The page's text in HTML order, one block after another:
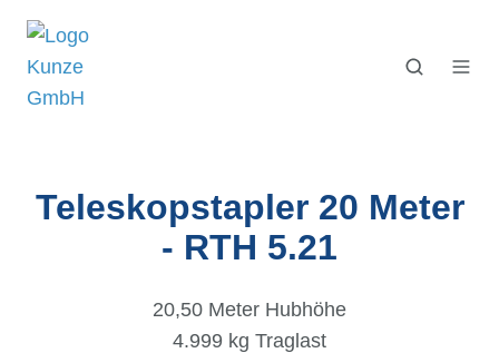
Teleskopstapler 20 Meter
- RTH 5.21
20,50 Meter Hubhöhe
4.999 kg Traglast